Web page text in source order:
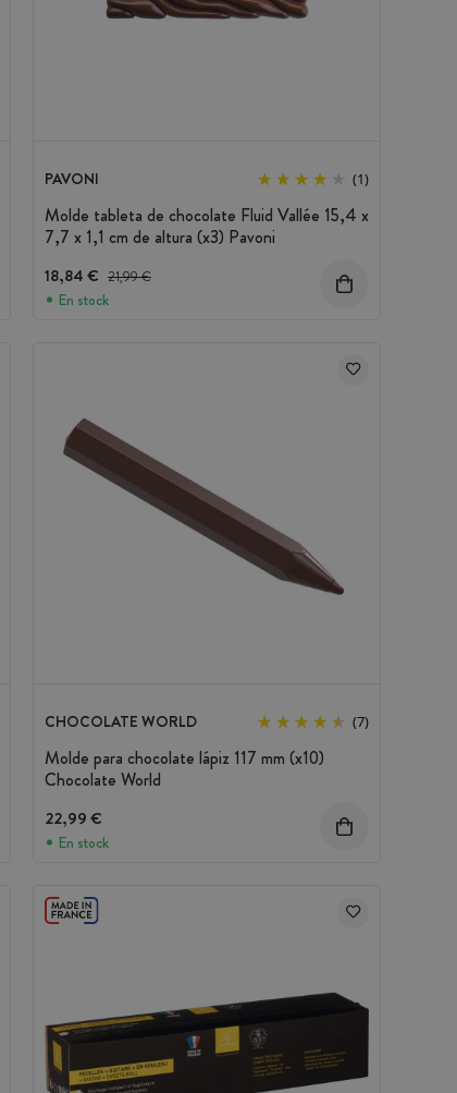
PAVONI (1)
Molde tableta de chocolate Fluid Vallée 15,4 x
7,7 x 1,1 cm de altura (x3) Pavoni
18,84 € Precio antes del descuento
21,99 €
En stock
CHOCOLATE WORLD (7)
Molde para chocolate lápiz 117 mm (x10)
Chocolate World
22,99 €
En stock